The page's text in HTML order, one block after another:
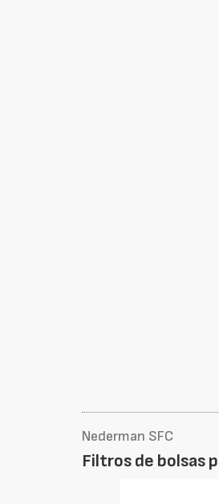
Nederman SFC
Filtros de bolsas